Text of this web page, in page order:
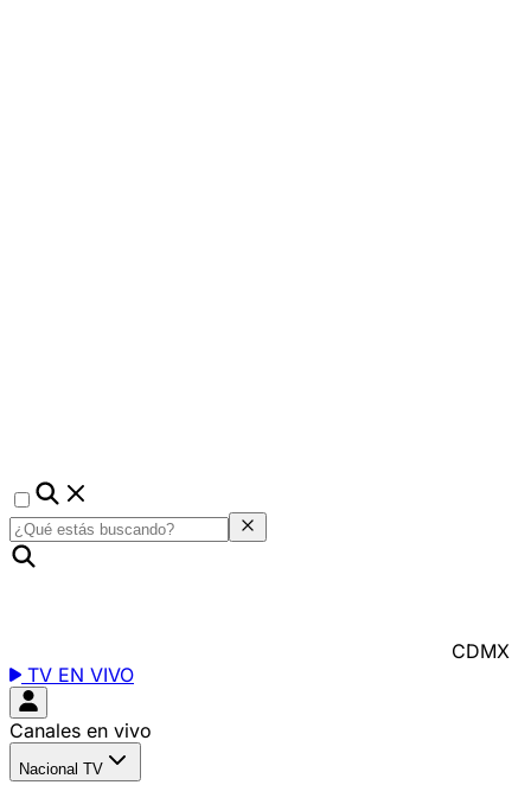
CDMX
TV EN VIVO
Canales en vivo
Nacional TV